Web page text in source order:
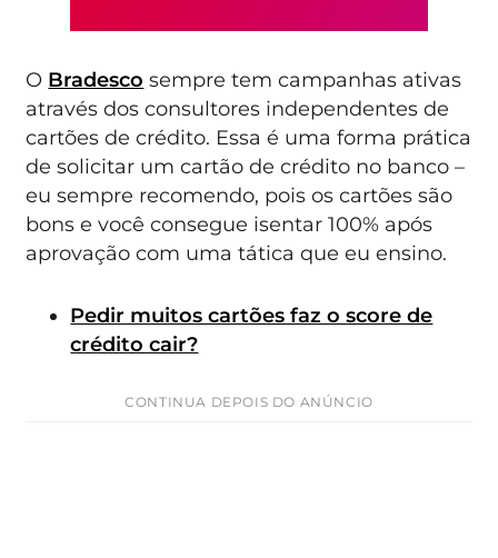
O Bradesco sempre tem campanhas ativas
através dos consultores independentes de
cartões de crédito. Essa é uma forma prática
de solicitar um cartão de crédito no banco –
eu sempre recomendo, pois os cartões são
bons e você consegue isentar 100% após
aprovação com uma tática que eu ensino.
Pedir muitos cartões faz o score de
crédito cair?
CONTINUA DEPOIS DO ANÚNCIO